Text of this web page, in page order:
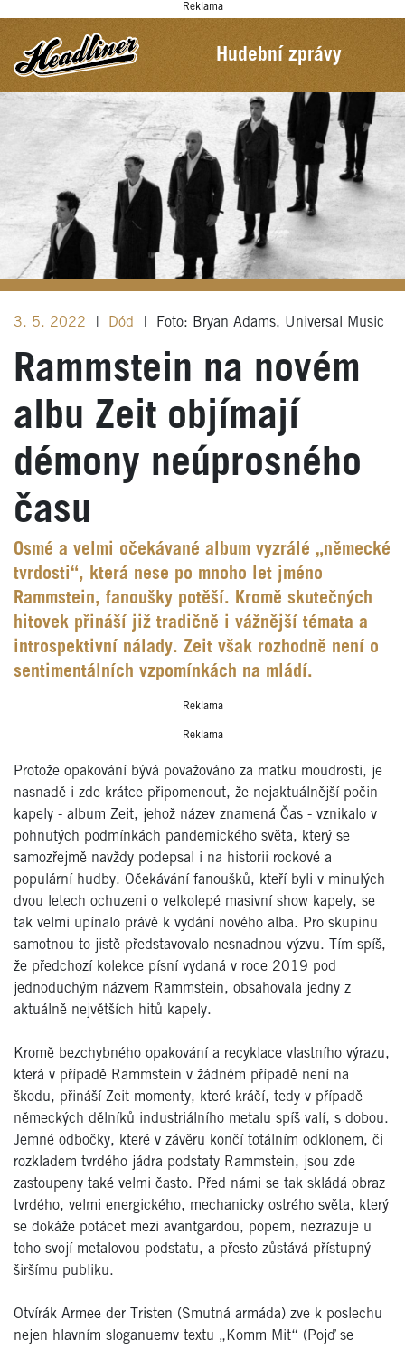
Reklama
Hudební zprávy
3. 5. 2022 Dód Foto: Bryan Adams, Universal Music
Rammstein na novém
albu Zeit objímají
démony neúprosného
času
Osmé a velmi očekávané album vyzrálé „německé
tvrdosti“, která nese po mnoho let jméno
Rammstein, fanoušky potěší. Kromě skutečných
hitovek přináší již tradičně i vážnější témata a
introspektivní nálady. Zeit však rozhodně není o
sentimentálních vzpomínkách na mládí.
Reklama
Reklama
Protože opakování bývá považováno za matku moudrosti, je
nasnadě i zde krátce připomenout, že nejaktuálnější počin
kapely - album Zeit, jehož název znamená Čas - vznikalo v
pohnutých podmínkách pandemického světa, který se
samozřejmě navždy podepsal i na historii rockové a
populární hudby. Očekávání fanoušků, kteří byli v minulých
dvou letech ochuzeni o velkolepé masivní show kapely, se
tak velmi upínalo právě k vydání nového alba. Pro skupinu
samotnou to jistě představovalo nesnadnou výzvu. Tím spíš,
že předchozí kolekce písní vydaná v roce 2019 pod
jednoduchým názvem Rammstein, obsahovala jedny z
aktuálně největších hitů kapely.
Kromě bezchybného opakování a recyklace vlastního výrazu,
která v případě Rammstein v žádném případě není na
škodu, přináší Zeit momenty, které kráčí, tedy v případě
německých dělníků industriálního metalu spíš valí, s dobou.
Jemné odbočky, které v závěru končí totálním odklonem, či
rozkladem tvrdého jádra podstaty Rammstein, jsou zde
zastoupeny také velmi často. Před námi se tak skládá obraz
tvrdého, velmi energického, mechanicky ostrého světa, který
se dokáže potácet mezi avantgardou, popem, nezrazuje u
toho svojí metalovou podstatu, a přesto zůstává přístupný
širšímu publiku.
Otvírák Armee der Tristen (Smutná armáda) zve k poslechu
nejen hlavním sloganuemv textu „Komm Mit“ (Pojď se